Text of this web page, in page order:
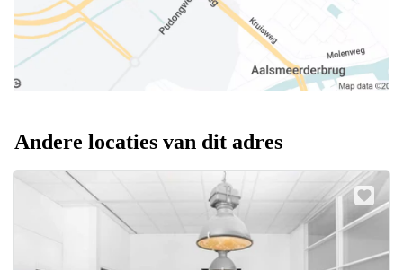
Andere locaties van dit adres